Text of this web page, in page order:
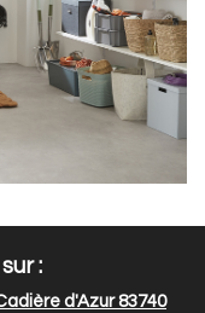
:
d'Azur 83740